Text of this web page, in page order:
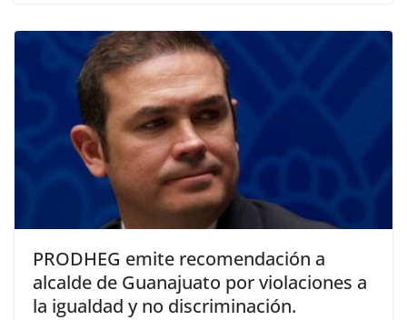
PRODHEG emite recomendación a
alcalde de Guanajuato por violaciones a
la igualdad y no discriminación.